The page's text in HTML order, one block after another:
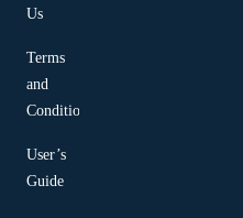
Us
Terms
and
Condition
User’s
Guide